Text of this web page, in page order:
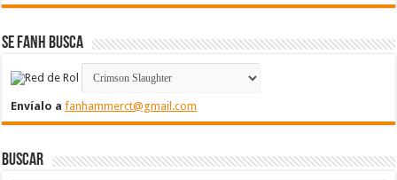
Se FanH Busca
Envíalo afanhammerct@gmail.com
Buscar